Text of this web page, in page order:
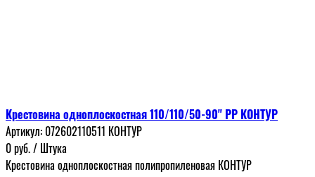
Крестовина одноплоскостная 110/110/50-90" РР КОНТУР
Артикул: 072602110511 КОНТУР
0руб./ Штука
Крестовина одноплоскостная полипропиленовая КОНТУР